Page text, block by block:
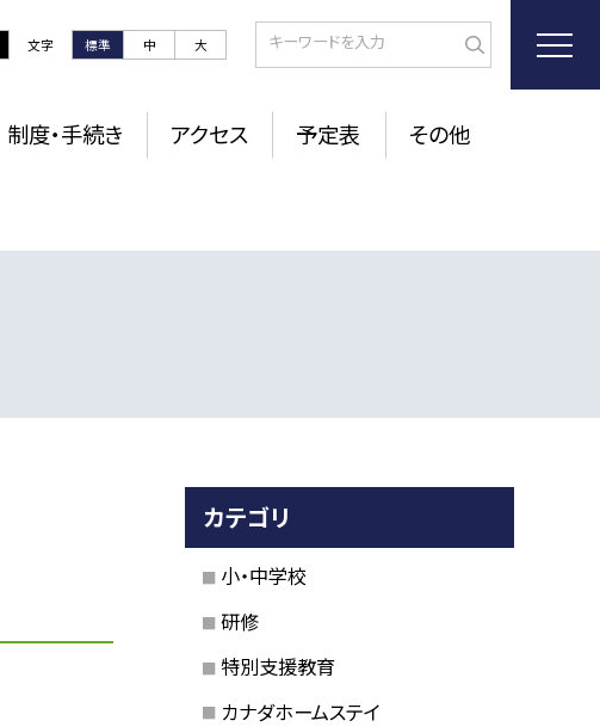
文字 標準 中 大
制度・手続き アクセス 予定表 その他
カテゴリ
小・中学校
研修
特別支援教育
カナダホームステイ